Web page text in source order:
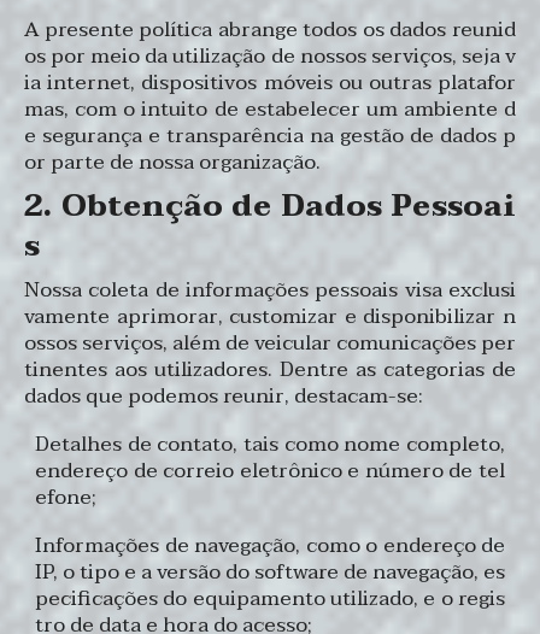
A presente política abrange todos os dados reunid
os por meio da utilização de nossos serviços, seja v
ia internet, dispositivos móveis ou outras platafor
mas, com o intuito de estabelecer um ambiente d
e segurança e transparência na gestão de dados p
or parte de nossa organização.
2. Obtenção de Dados Pessoai
s
Nossa coleta de informações pessoais visa exclusi
vamente aprimorar, customizar e disponibilizar n
ossos serviços, além de veicular comunicações per
tinentes aos utilizadores. Dentre as categorias de
dados que podemos reunir, destacam-se:
Detalhes de contato, tais como nome completo,
endereço de correio eletrônico e número de tel
efone;
Informações de navegação, como o endereço de
IP, o tipo e a versão do software de navegação, es
pecificações do equipamento utilizado, e o regis
tro de data e hora do acesso;